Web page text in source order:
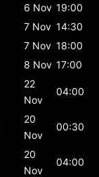
6 Nov 19:00
7 Nov 14:30
7 Nov 18:00
8 Nov 17:00
22
Nov
04:00
20
Nov
00:30
20
Nov
04:00